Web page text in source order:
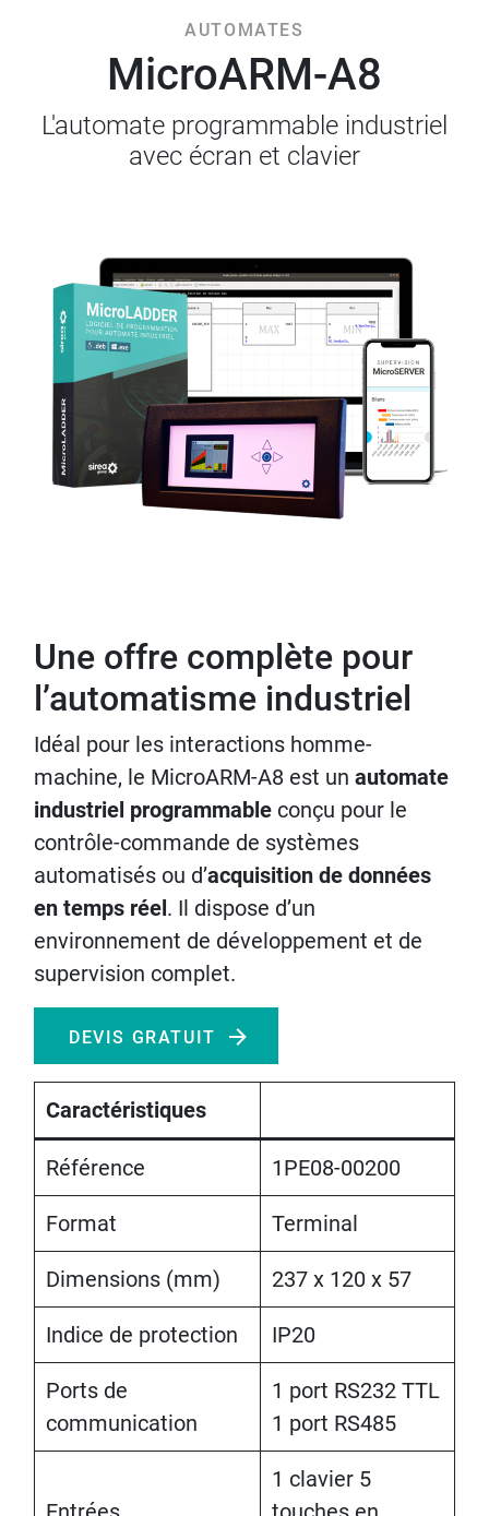
AUTOMATES
MicroARM-A8
L'automate programmable industriel
avec écran et clavier
Une offre complète pour
l’automatisme industriel
Idéal pour les interactions homme-
machine, le MicroARM-A8 est un automate
industriel programmable conçu pour le
contrôle-commande de systèmes
automatisés ou d’acquisition de données
en temps réel. Il dispose d’un
environnement de développement et de
supervision complet.
DEVIS GRATUIT
Caractéristiques
Référence 1PE08-00200
Format Terminal
Dimensions (mm) 237 x 120 x 57
Indice de protection IP20
Ports de
communication
1 port RS232 TTL
1 port RS485
1 clavier 5